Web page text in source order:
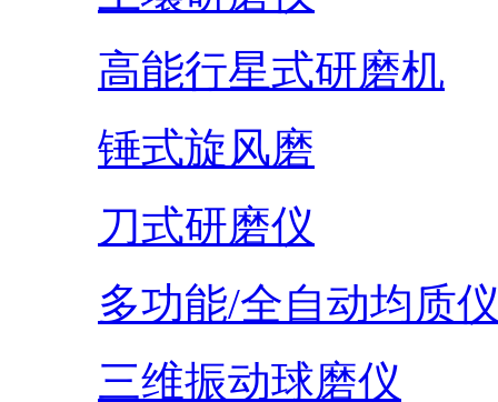
高能行星式研磨机
锤式旋风磨
刀式研磨仪
多功能/全自动均质
三维振动球磨仪